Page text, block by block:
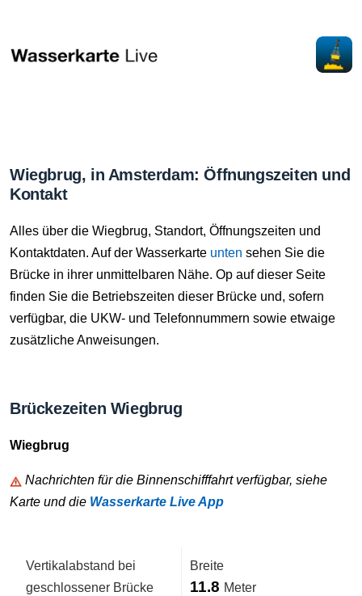
Wiegbrug, in Amsterdam: Öffnungszeiten und
Kontakt
Alles über die Wiegbrug, Standort, Öffnungszeiten und
Kontaktdaten. Auf der Wasserkarte unten sehen Sie die
Brücke in ihrer unmittelbaren Nähe. Op auf dieser Seite
finden Sie die Betriebszeiten dieser Brücke und, sofern
verfügbar, die UKW- und Telefonnummern sowie etwaige
zusätzliche Anweisungen.
Brückezeiten Wiegbrug
Wiegbrug
Nachrichten für die Binnenschifffahrt verfügbar, siehe
Karte und die Wasserkarte Live App
Vertikalabstand bei
geschlossener Brücke
Breite
11.8 Meter